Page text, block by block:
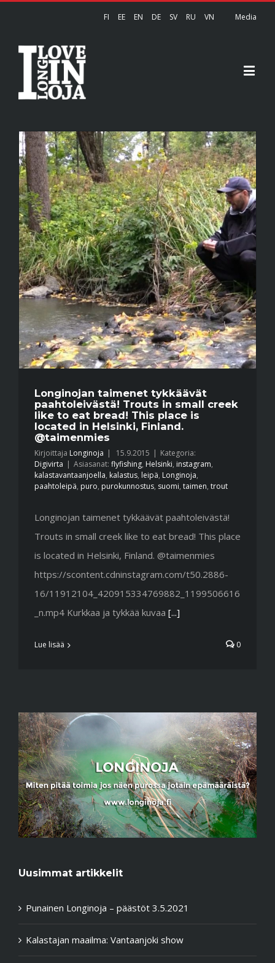
FI EE EN DE SV RU VN Media
Longinojan taimenet tykkäävät
paahtoleivästä! Trouts in small creek
like to eat bread! This place is
located in Helsinki, Finland.
@taimenmies
Kirjoittaja Longinoja 15.9.2015
Kategoria:
Digivirta
Asiasanat: flyfishing, Helsinki, instagram,
kalastavantaanjoella, kalastus, leipä, Longinoja,
paahtoleipä, puro, purokunnostus, suomi, taimen, trout
Longinojan taimenet tykkäävät paahtoleivästä!
Trouts in small creek like to eat bread! This place
is located in Helsinki, Finland. @taimenmies
https://scontent.cdninstagram.com/t50.2886-
16/11912104_420915334769882_1199506616
_n.mp4 Kurkkaa ja tykkää kuvaa [...]
Lue lisää 0
Uusimmat artikkelit
Punainen Longinoja – päästöt 3.5.2021
Kalastajan maailma: Vantaanjoki show